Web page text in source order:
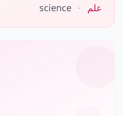
علم ·
science